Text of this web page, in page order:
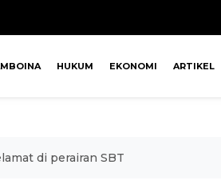
HUKUM EKONOMI ARTIKEL
di perairan SBT